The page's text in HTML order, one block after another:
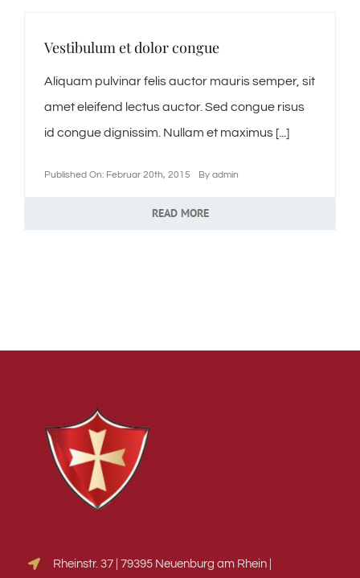
Vestibulum et dolor congue
Aliquam pulvinar felis auctor mauris semper, sit
amet eleifend lectus auctor. Sed congue risus
id congue dignissim. Nullam et maximus [...]
Published On: Februar 20th, 2015 By admin
READ MORE
Rheinstr. 37 | 79395 Neuenburg am Rhein |